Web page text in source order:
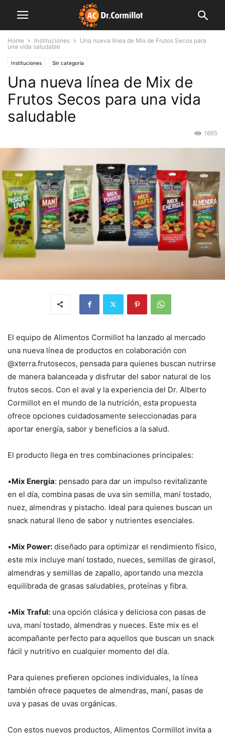
Home Instituciones
Una nueva línea de Mix de Frutos Secos para
una vida saludable
Instituciones Sin categoría
Una nueva línea de Mix de
Frutos Secos para una vida
saludable
1665
El equipo de Alimentos Cormillot ha lanzado al mercado
una nueva línea de productos en colaboración con
@xterra.frutosecos, pensada para quienes buscan nutrirse
de manera balanceada y disfrutar del sabor natural de los
frutos secos. Con el aval y la experiencia del Dr. Alberto
Cormillot en el mundo de la nutrición, esta propuesta
ofrece opciones cuidadosamente seleccionadas para
aportar energía, sabor y beneficios a la salud.
El producto llega en tres combinaciones principales:
•Mix Energía: pensado para dar un impulso revitalizante
en el día, combina pasas de uva sin semilla, maní tostado,
nuez, almendras y pistacho. Ideal para quienes buscan un
snack natural lleno de sabor y nutrientes esenciales.
•Mix Power: diseñado para optimizar el rendimiento físico,
este mix incluye maní tostado, nueces, semillas de girasol,
almendras y semillas de zapallo, aportando una mezcla
equilibrada de grasas saludables, proteínas y fibra.
•Mix Traful: una opción clásica y deliciosa con pasas de
uva, maní tostado, almendras y nueces. Este mix es el
acompañante perfecto para aquellos que buscan un snack
fácil y nutritivo en cualquier momento del día.
Para quienes prefieren opciones individuales, la línea
también ofrece paquetes de almendras, maní, pasas de
uva y pasas de uvas orgánicas.
Con estos nuevos productos, Alimentos Cormillot invita a